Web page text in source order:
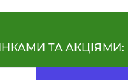
ТА АКЦІЯМИ: